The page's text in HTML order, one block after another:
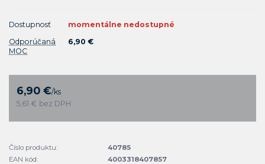
Dostupnosť
momentálne nedostupné
Odporúčaná
MOC
6,90 €
6,90 €/ks
5,61 € bez DPH
Číslo produktu:
40785
EAN kód:
4003318407857